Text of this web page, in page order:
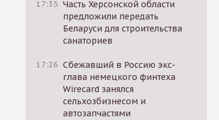
17:35 Часть Херсонской области
предложили передать
Беларуси для строительства
санаториев
17:26 Сбежавший в Россию экс-
глава немецкого финтеха
Wirecard занялся
сельхозбизнесом и
автозапчастями